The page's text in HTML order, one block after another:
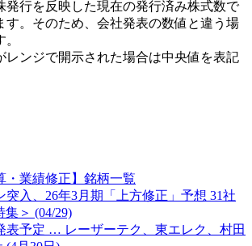
発行を反映した現在の発行済み株式数で
す。そのため、会社発表の数値と違う場
レンジで開示された場合は中央値を表記
・業績修正】銘柄一覧
突入、26年3月期「上方修正」予想 31社
集＞ (04/29)
表予定 … レーザーテク、東エレク、村田